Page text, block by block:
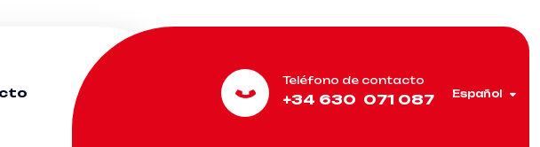
Teléfono de contacto
+34 630 071 087 Español